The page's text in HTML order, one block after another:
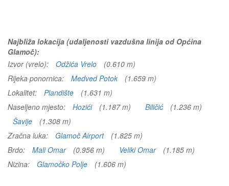
Najbliža lokacija (udaljenosti vazdušna linija od Općina
Glamoč):
Izvor (vrelo):
Odžića Vrelo
(0.610 m)
Rijeka ponornica:
Medved Potok
(1.659 m)
Lokalitet:
Plandište
(1.631 m)
Naseljeno mjesto:
Hozići (1.187 m) Biličić
(1.236 m)
Šavije
(1.308 m)
Zračna luka:
Glamoč Airport
(1.825 m)
Brdo:
Mali Omar (0.956 m) Veliki Omar
(1.185 m)
Nizina:
Glamočko Polje (1.606 m)